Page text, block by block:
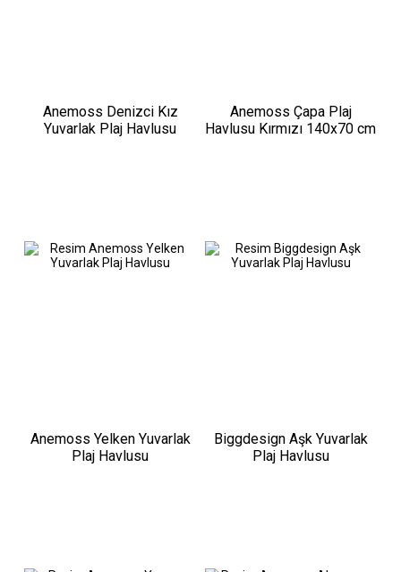
Anemoss Denizci Kız
Yuvarlak Plaj Havlusu
Anemoss Çapa Plaj
Havlusu Kırmızı 140x70 cm
Anemoss Yelken Yuvarlak
Plaj Havlusu
Biggdesign Aşk Yuvarlak
Plaj Havlusu